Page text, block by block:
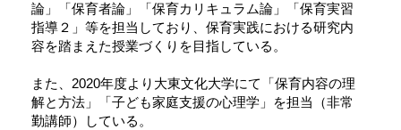
論」「保育者論」「保育カリキュラム論」「保育実習
指導２」等を担当しており、保育実践における研究内
容を踏まえた授業づくりを目指している。
また、2020年度より大東文化大学にて「保育内容の理
解と方法」「子ども家庭支援の心理学」を担当（非常
勤講師）している。